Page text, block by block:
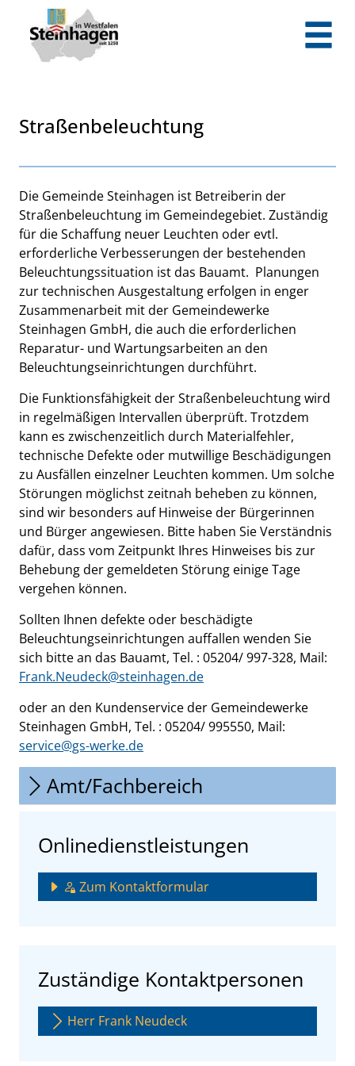
Zum Hauptinhalt springen
Zum Header
Zum Hauptinhalt
Zum Footer
Straßenbeleuchtung
Beschreibung
Die Gemeinde Steinhagen ist Betreiberin der
Straßenbeleuchtung im Gemeindegebiet. Zuständig
für die Schaffung neuer Leuchten oder evtl.
erforderliche Verbesserungen der bestehenden
Beleuchtungssituation ist das Bauamt. Planungen
zur technischen Ausgestaltung erfolgen in enger
Zusammenarbeit mit der Gemeindewerke
Steinhagen GmbH, die auch die erforderlichen
Reparatur- und Wartungsarbeiten an den
Beleuchtungseinrichtungen durchführt.
Die Funktionsfähigkeit der Straßenbeleuchtung wird
in regelmäßigen Intervallen überprüft. Trotzdem
kann es zwischenzeitlich durch Materialfehler,
technische Defekte oder mutwillige Beschädigungen
zu Ausfällen einzelner Leuchten kommen. Um solche
Störungen möglichst zeitnah beheben zu können,
sind wir besonders auf Hinweise der Bürgerinnen
und Bürger angewiesen. Bitte haben Sie Verständnis
dafür, dass vom Zeitpunkt Ihres Hinweises bis zur
Behebung der gemeldeten Störung einige Tage
vergehen können.
Sollten Ihnen defekte oder beschädigte
Beleuchtungseinrichtungen auffallen wenden Sie
sich bitte an das Bauamt, Tel. : 05204/ 997-328, Mail:
Frank.Neudeck@steinhagen.de
oder an den Kundenservice der Gemeindewerke
Steinhagen GmbH, Tel. : 05204/ 995550, Mail:
service@gs-werke.de
Amt/Fachbereich
Onlinedienstleistungen
Zum Kontaktformular
Zuständige Kontaktpersonen
Herr Frank Neudeck